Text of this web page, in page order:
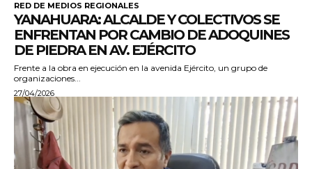
RED DE MEDIOS REGIONALES
YANAHUARA: ALCALDE Y COLECTIVOS SE
ENFRENTAN POR CAMBIO DE ADOQUINES
DE PIEDRA EN AV. EJÉRCITO
Frente a la obra en ejecución en la avenida Ejército, un grupo de
organizaciones...
27/04/2026